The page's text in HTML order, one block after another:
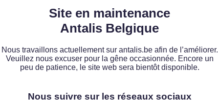
Site en maintenance
Antalis Belgique
Nous travaillons actuellement sur antalis.be afin de l’améliorer.
Veuillez nous excuser pour la gêne occasionnée. Encore un
peu de patience, le site web sera bientôt disponible.
Nous suivre sur les réseaux sociaux